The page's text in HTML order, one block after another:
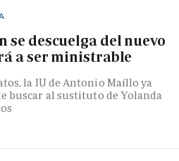
se descuelga del nuevo
a ser ministrable
la IU de Antonio Maíllo ya
buscar al sustituto de Yolanda